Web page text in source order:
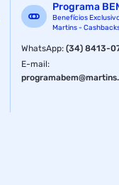
Programa
Benefícios
Martins -
WhatsApp:(34) 8413-
E-mail: